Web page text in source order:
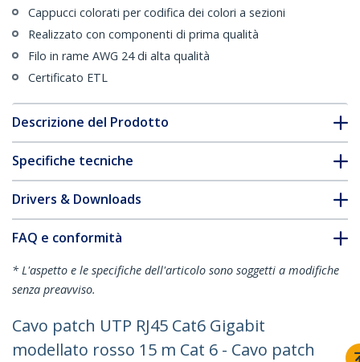
Cappucci colorati per codifica dei colori a sezioni
Realizzato con componenti di prima qualità
Filo in rame AWG 24 di alta qualità
Certificato ETL
Descrizione del Prodotto
Specifiche tecniche
Drivers & Downloads
FAQ e conformità
* L'aspetto e le specifiche dell'articolo sono soggetti a modifiche
senza preavviso.
Cavo patch UTP RJ45 Cat6 Gigabit
modellato rosso 15 m Cat 6 - Cavo patch